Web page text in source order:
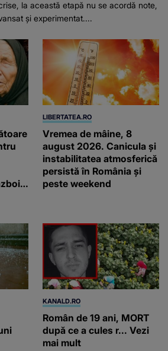
la această etapă nu se acordă note,
și experimentat....
LIBERTATEA.RO
Vremea de mâine, 8
august 2026. Canicula și
instabilitatea atmosferică
persistă în România și
peste weekend
KANALD.RO
Român de 19 ani, MORT
după ce a cules r... Vezi
mai mult